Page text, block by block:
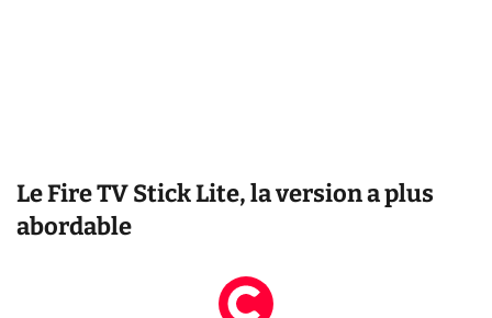
Le Fire TV Stick Lite, la version a plus
abordable